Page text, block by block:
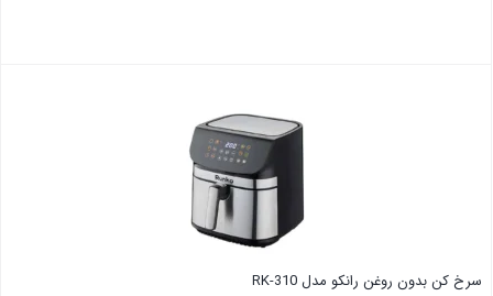
سرخ کن بدون روغن رانکو مدل RK-310